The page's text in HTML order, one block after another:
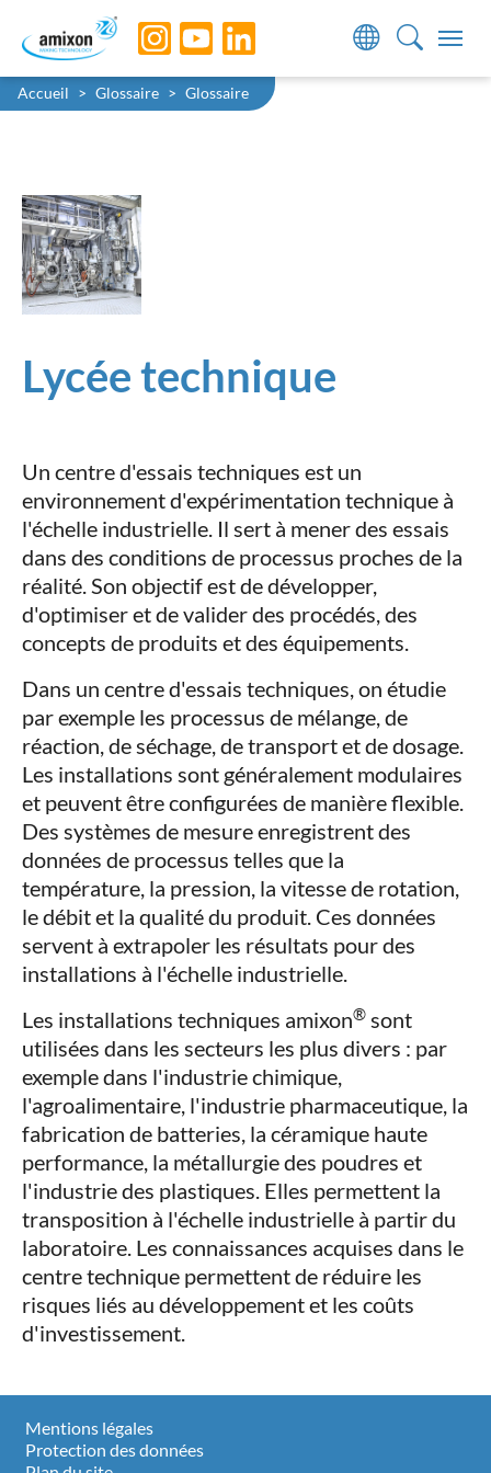
Skip to main navigation
Skip to main content
Skip to page footer
You are here:
Accueil Glossaire Glossaire
Lycée technique
Un centre d'essais techniques est un
environnement d'expérimentation technique à
l'échelle industrielle. Il sert à mener des essais
dans des conditions de processus proches de la
réalité. Son objectif est de développer,
d'optimiser et de valider des procédés, des
concepts de produits et des équipements.
Dans un centre d'essais techniques, on étudie
par exemple les processus de mélange, de
réaction, de séchage, de transport et de dosage.
Les installations sont généralement modulaires
et peuvent être configurées de manière flexible.
Des systèmes de mesure enregistrent des
données de processus telles que la
température, la pression, la vitesse de rotation,
le débit et la qualité du produit. Ces données
servent à extrapoler les résultats pour des
installations à l'échelle industrielle.
Les installations techniques amixon® sont
utilisées dans les secteurs les plus divers : par
exemple dans l'industrie chimique,
l'agroalimentaire, l'industrie pharmaceutique, la
fabrication de batteries, la céramique haute
performance, la métallurgie des poudres et
l'industrie des plastiques. Elles permettent la
transposition à l'échelle industrielle à partir du
laboratoire. Les connaissances acquises dans le
centre technique permettent de réduire les
risques liés au développement et les coûts
d'investissement.
Mentions légales
Protection des données